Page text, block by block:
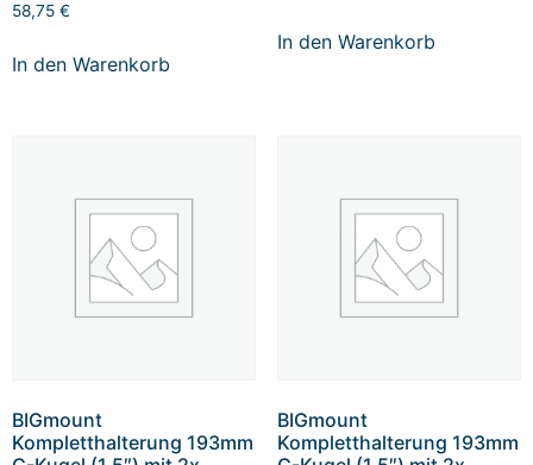
58,75 €
In den Warenkorb
In den Warenkorb
BIGmount
Kompletthalterung 193mm
BIGmount
Kompletthalterung 193mm